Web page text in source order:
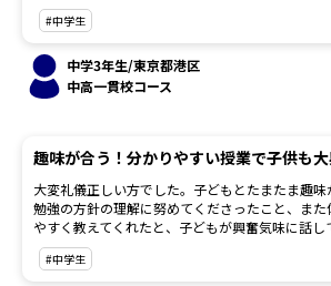
#中学生
中学3年生/東京都港区
中高一貫校コース
趣味が合う！分かりやすい授業で子供も
大変礼儀正しい方でした。子どもとたまたま趣味
勉強の方針の理解に努めてくださったこと、ま
やすく教えてくれたと、子どもが興奮気味に話し
#中学生